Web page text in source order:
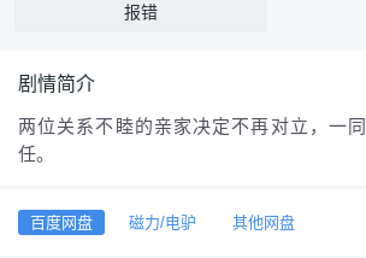
报错
剧情简介
两位关系不睦的亲家决定不再对立，一
任。
百度网盘 磁力/电驴 其他网盘